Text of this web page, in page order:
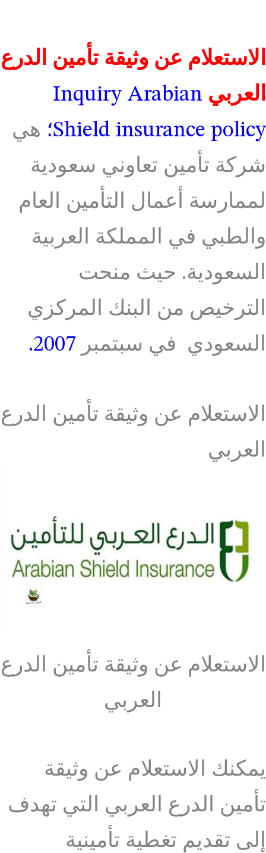
الاستعلام عن وثيقة تأمين الدرع
العربي Inquiry Arabian
Shield insurance policy؛
هي
شركة تأمين تعاوني سعودية
لممارسة أعمال التأمين العام
والطبي في المملكة العربية
السعودية. حيث منحت
الترخيص من البنك المركزي
السعودي في سبتمبر 2007.
الاستعلام عن وثيقة تأمين الدرع
العربي
الاستعلام عن وثيقة تأمين الدرع
العربي
يمكنك الاستعلام عن وثيقة
تأمين الدرع العربي التي تهدف
إلى تقديم تغطية تأمينية